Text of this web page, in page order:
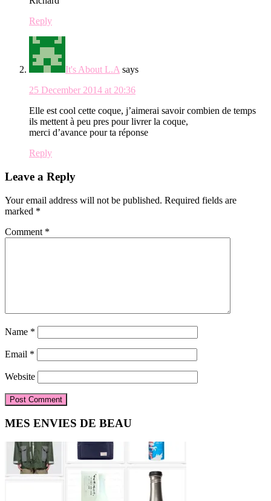
Reply
It's About L.A says
25 December 2014 at 20:36
Elle est cool cette coque, j’aimerai savoir combien de temps
ils mettent à peu pres pour livrer la coque,
merci d’avance pour ta réponse
Reply
Leave a Reply
Your email address will not be published. Required fields are
marked *
Comment *
Name *
Email *
Website
Primary
Sidebar
MES ENVIES DE BEAU